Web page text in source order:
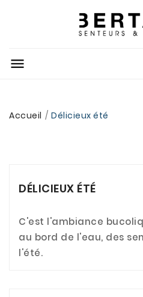

Accueil Délicieux été
DÉLICIEUX ÉTÉ
C'est l'ambiance
au bord de l'eau, des
l'été.